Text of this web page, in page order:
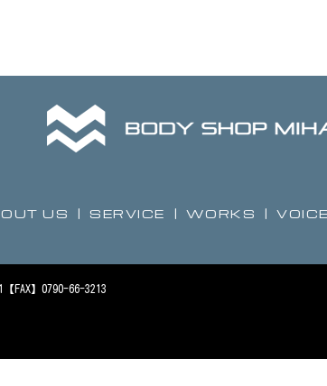
US SERVICE WORKS VOICE
FAX】0790-66-3213